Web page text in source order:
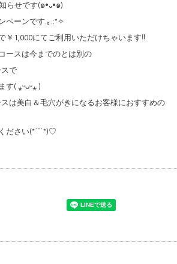
らせです(๑•᎑•๑)
ペーンです.｡.:*✧
￥1,000にてご利用いただけちゃいます‼
ースは今までのとは別の
で
す( ⁎ᵕᴗᵕ⁎ )
は美白＆毛穴がきになるお客様におすすめの
ださい(*´˘`*)♡